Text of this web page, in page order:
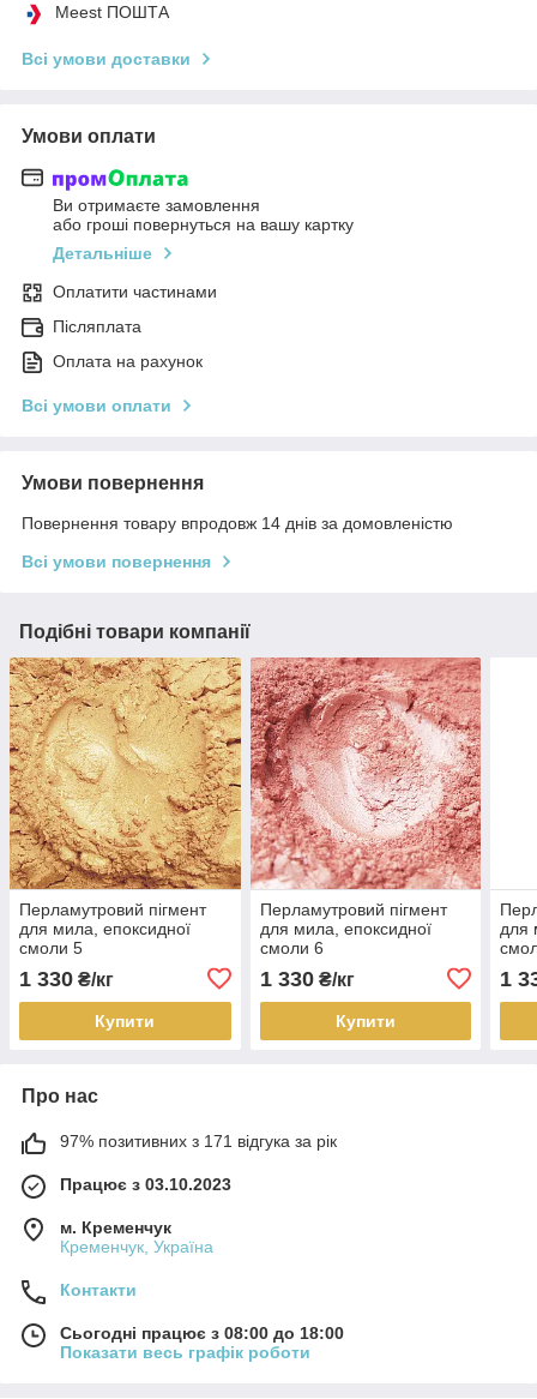
Meest ПОШТА
Всі умови доставки
Умови оплати
Ви отримаєте замовлення
або гроші повернуться на вашу картку
Детальніше
Оплатити частинами
Післяплата
Оплата на рахунок
Всі умови оплати
Умови повернення
Повернення товару впродовж 14 днів за домовленістю
Всі умови повернення
Подібні товари компанії
Перламутровий пігмент
для мила, епоксидної
смоли 5
1 330 ₴/кг
Купити
Перламутровий пігмент
для мила, епоксидної
смоли 6
1 330₴/кг
Купити
для
1
Про нас
97% позитивних з 171 відгука за рік
Працює з 03.10.2023
м. Кременчук
Кременчук, Україна
Контакти
Сьогодні працює з 08:00 до 18:00
Показати весь графік роботи